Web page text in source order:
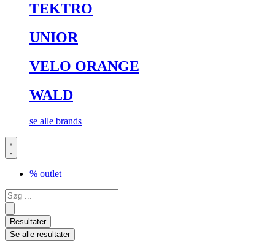
TEKTRO
UNIOR
VELO ORANGE
WALD
se alle brands
% outlet
Search
...
Resultater
Se alle resultater